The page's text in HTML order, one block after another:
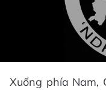
Xuống phía Nam,